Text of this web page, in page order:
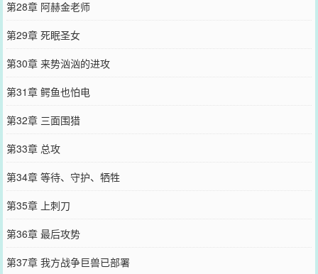
第28章 阿赫金老师
第29章 死眠圣女
第30章 来势汹汹的进攻
第31章 鳄鱼也怕电
第32章 三面围猎
第33章 总攻
第34章 等待、守护、牺牲
第35章 上刺刀
第36章 最后攻势
第37章 我方战争巨兽已部署